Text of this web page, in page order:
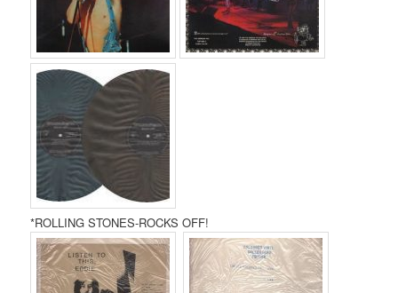
*ROLLING STONES-ROCKS OFF!